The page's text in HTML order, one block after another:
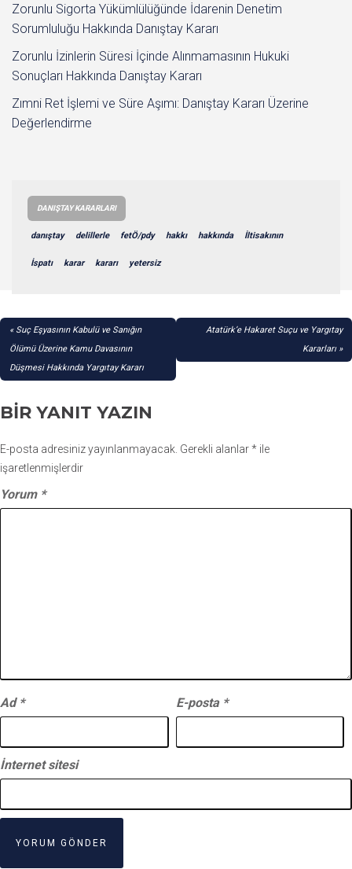
Zorunlu Sigorta Yükümlülüğünde İdarenin Denetim
Sorumluluğu Hakkında Danıştay Kararı
Zorunlu İzinlerin Süresi İçinde Alınmamasının Hukuki
Sonuçları Hakkında Danıştay Kararı
Zımni Ret İşlemi ve Süre Aşımı: Danıştay Kararı Üzerine
Değerlendirme
DANIŞTAY KARARLARI
danıştay delillerle fetÖ/pdy hakkı hakkında İltisakının
İspatı karar kararı yetersiz
YAZI
GEZINMESI
Suç Eşyasının Kabulü ve Sanığın
Ölümü Üzerine Kamu Davasının
Düşmesi Hakkında Yargıtay Kararı
Atatürk’e Hakaret Suçu ve Yargıtay
Kararları
BIR YANIT YAZIN
E-posta adresiniz yayınlanmayacak. Gerekli alanlar* ile
işaretlenmişlerdir
Yorum *
Ad * E-posta *
İnternet sitesi